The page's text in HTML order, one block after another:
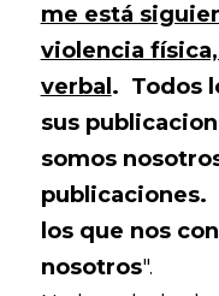
me está
violencia
verbal . Todos
sus
somos
publicaciones.
los que nos
nosotros".